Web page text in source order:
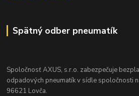
Spätný odber pneumatík
Spoločnosť AXUS, s.r.o. zabezpečuje
odpadových pneumatík v sídle spoločnosti
96621 Lovča.